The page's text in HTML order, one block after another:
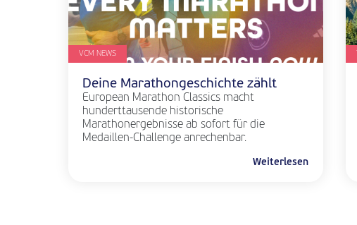
VCM NEWS
Deine Marathongeschichte zählt
European Marathon Classics macht
hunderttausende historische
Marathonergebnisse ab sofort für die
Medaillen-Challenge anrechenbar.
Weiterlesen